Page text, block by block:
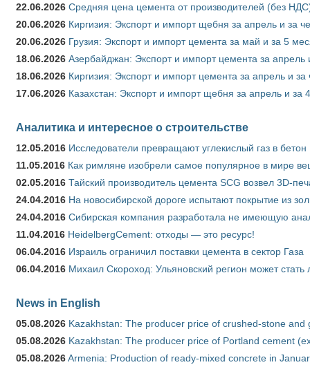
22.06.2026 Средняя цена цемента от производителей (без
20.06.2026 Киргизия: Экспорт и импорт щебня за апрель и за
20.06.2026 Грузия: Экспорт и импорт цемента за май и за 5
18.06.2026 Азербайджан: Экспорт и импорт цемента за
18.06.2026 Киргизия: Экспорт и импорт цемента за апрель и
17.06.2026 Казахстан: Экспорт и импорт щебня за апрель и за
Аналитика и интересное о строительстве
12.05.2016 Исследователи превращают углекислый газ в бетон
11.05.2016 Как римляне изобрели самое популярное в мире
02.05.2016 Тайский производитель цемента SCG возвел 3D-
24.04.2016 На новосибирской дороге испытают покрытие из
24.04.2016 Сибирская компания разработала не имеющую
11.04.2016 HeidelbergCement: отходы — это ресурс!
06.04.2016 Израиль ограничил поставки цемента в сектор Газа
06.04.2016 Михаил Скороход: Ульяновский регион может
News in English
05.08.2026 Kazakhstan: The producer price of crushed-stone and
05.08.2026 Kazakhstan: The producer price of Portland cement
05.08.2026Armenia: Production of ready-mixed concrete in